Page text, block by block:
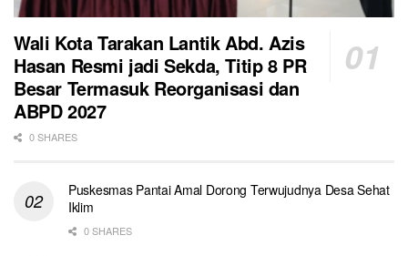
Wali Kota Tarakan Lantik Abd. Azis
Hasan Resmi jadi Sekda, Titip 8 PR
Besar Termasuk Reorganisasi dan
ABPD 2027
0 SHARES
Puskesmas Pantai Amal Dorong Terwujudnya Desa Sehat
Iklim
0 SHARES